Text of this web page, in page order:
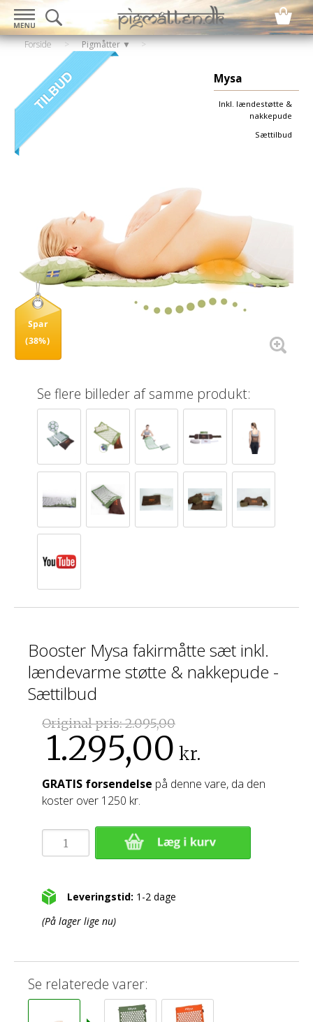
Forside > Pigmåtter ▼
Mysa
Inkl. lændestøtte &
nakkepude
Sættilbud
Spar
(38%)
Se flere billeder af samme produkt:
Booster Mysa fakirmåtte sæt inkl.
lændevarme støtte & nakkepude -
Sættilbud
Original pris:2.095,00
1.295,00 kr.
GRATIS forsendelse på denne vare, da den
koster over 1250 kr.
Leveringstid: 1-2 dage
(På lager lige nu)
Se relaterede varer: